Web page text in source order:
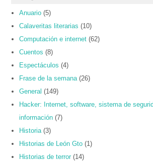
Anuario (5)
Calaveritas literarias (10)
Computación e internet (62)
Cuentos (8)
Espectáculos (4)
Frase de la semana (26)
General (149)
Hacker: Internet, software, sistema de
información (7)
Historia (3)
Historias de León Gto (1)
Historias de terror (14)